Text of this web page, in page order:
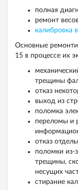
полная
ремонт
калибровка
Основные
15 в процессе их
трещины
отказ
выход из
поломка
переломы и
отказ
поломки из-
трещины,
несущих
стирание